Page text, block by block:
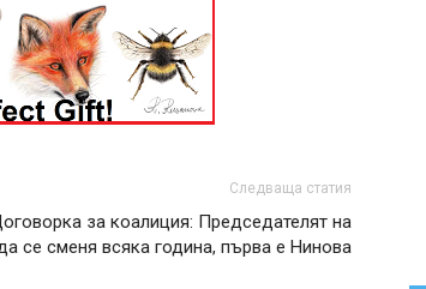
Следваща статия
за коалиция: Председателят на
се сменя всяка година, първа е Нинова